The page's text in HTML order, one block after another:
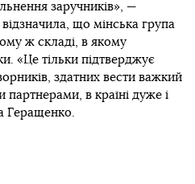
заручників», —
що мінська група
ж складі, в якому
«Це тільки підтверджує
здатних вести важкий
в країні дуже і
Геращенко.